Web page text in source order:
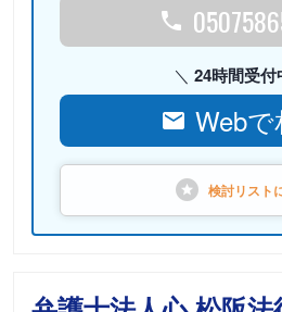
24時間受付
Webで
検討リスト